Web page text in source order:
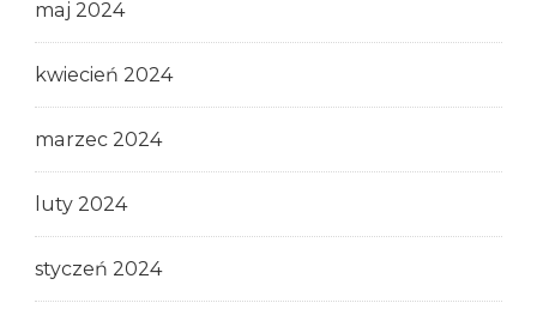
maj 2024
kwiecień 2024
marzec 2024
luty 2024
styczeń 2024